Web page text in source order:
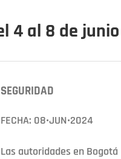
4 al 8 de junio
SEGURIDAD
FECHA: 08•JUN•2024
Las autoridades en Bogotá